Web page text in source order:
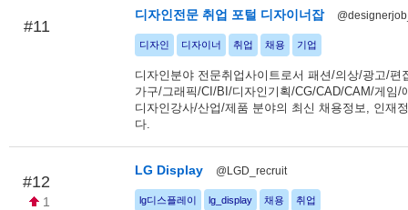
#11
디자인전문 취업 포털 디자이너잡
디자인 디자이너 취업 채용 기업
디자인분야 전문취업사이트로서 패션/의상/광고/편
가구/그래픽/CI/BI/디자인기획/CG/CAD/CAM/게임/
디자인강사/산업/제품 분야의 최신 채용정보, 인재
다.
#12
1
LG Display @LGD_recruit
lg디스플레이 lg_display 채용 취업